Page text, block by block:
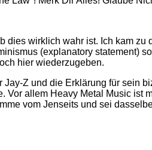
wirklich wahr ist. Ich kam
(explanatory statement)
hier wiederzugeben.
Z und die Erklärung für sein
allem Heavy Metal Music
vom Jenseits und sei